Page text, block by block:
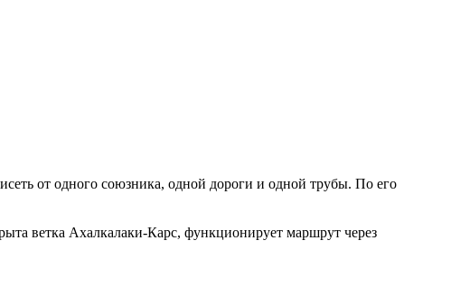
от одного союзника, одной дороги и одной трубы. По его
ветка Ахалкалаки-Карс, функционирует маршрут через